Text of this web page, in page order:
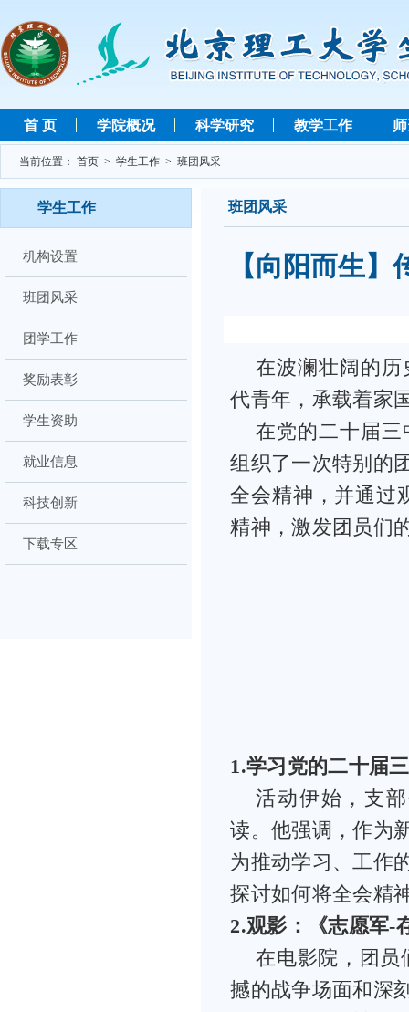
首 页 学院概况 科学研究 教学工作
当前位置： 首页 > 学生工作 > 班团风采
学生工作
机构设置
班团风采
团学工作
奖励表彰
学生资助
就业信息
科技创新
下载专区
班团风采
【向阳而生
在波澜壮阔的
代青年，承载着家
在党的二十届三
组织了一次特别的
全会精神，并通过
精神，激发团员们
1.学习党的二十届
活动伊始，支
读。他强调，作为
为推动学习、工作
探讨如何将全会精
2.观影：《志愿军-
在电影院，团员
撼的战争场面和深